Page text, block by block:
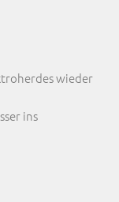
wieder
ins